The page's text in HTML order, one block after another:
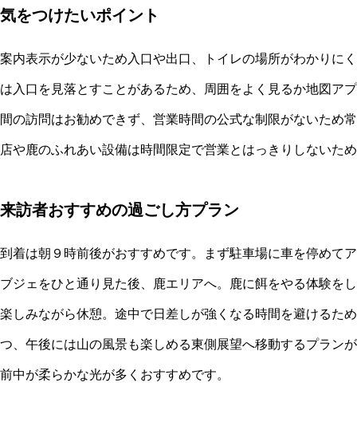
気をつけたいポイント
案内表示が少ないため入口や出口、トイレの場所がわかりに
は入口を見落とすことがあるため、周囲をよく見るか地図ア
間の訪問はお勧めできず、営業時間の公式な制限がないため
店や鹿のふれあい設備は時間限定で営業とはっきりしないた
来訪者おすすめの過ごし方プラン
到着は朝９時前後がおすすめです。まず駐車場に車を停めて
ブジェをひと通り見た後、鹿エリアへ。鹿に餌をやる体験を
楽しみながら休憩。途中で日差しが強くなる時間を避けるた
つ、午後には山の風景も楽しめる東側展望へ移動するプラン
前中が柔らかな光が多くおすすめです。